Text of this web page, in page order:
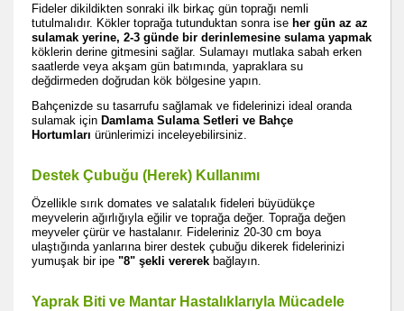
Fideler dikildikten sonraki ilk birkaç gün toprağı nemli
tutulmalıdır. Kökler toprağa tutunduktan sonra ise her gün az az
sulamak yerine, 2-3 günde bir derinlemesine sulama yapmak
köklerin derine gitmesini sağlar. Sulamayı mutlaka sabah erken
saatlerde veya akşam gün batımında, yapraklara su
değdirmeden doğrudan kök bölgesine yapın.
Bahçenizde su tasarrufu sağlamak ve fidelerinizi ideal oranda
sulamak için Damlama Sulama Setleri ve Bahçe
Hortumları ürünlerimizi inceleyebilirsiniz.
Destek Çubuğu (Herek) Kullanımı
Özellikle sırık domates ve salatalık fideleri büyüdükçe
meyvelerin ağırlığıyla eğilir ve toprağa değer. Toprağa değen
meyveler çürür ve hastalanır. Fideleriniz 20-30 cm boya
ulaştığında yanlarına birer destek çubuğu dikerek fidelerinizi
yumuşak bir ipe "8" şekli vererek bağlayın.
Yaprak Biti ve Mantar Hastalıklarıyla Mücadele